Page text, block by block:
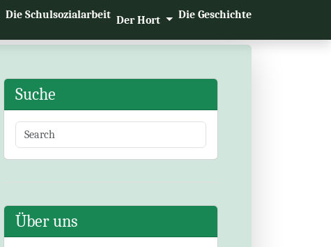
Die Schulsozialarbeit Der Hort Die Geschichte
Suche
Über uns